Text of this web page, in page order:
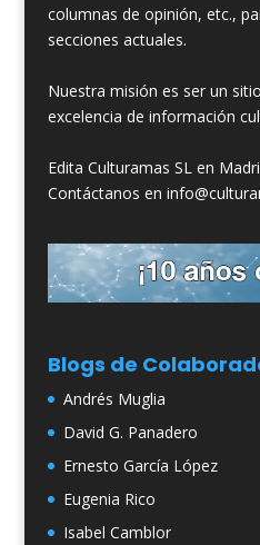
columnas de opinión, etc.,
secciones actuales.
Nuestra misión es ser un
excelencia de información
Edita Culturamas SL en
Contáctanos en
Blogs de
Andrés Muglia
David G. Panadero
Ernesto García López
Eugenia Rico
Isabel Camblor